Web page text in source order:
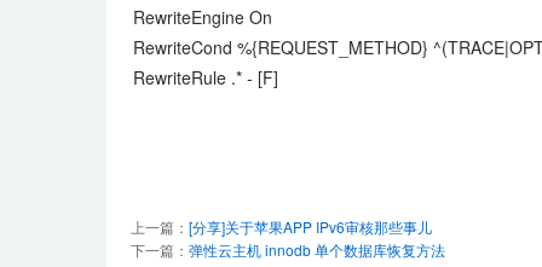
RewriteEngine On
RewriteCond %{REQUEST_METHOD}
RewriteRule .* - [F]
上一篇： [分享]关于苹果APP IPv6审核那些事儿
下一篇： 弹性云主机 innodb 单个数据库恢复方法